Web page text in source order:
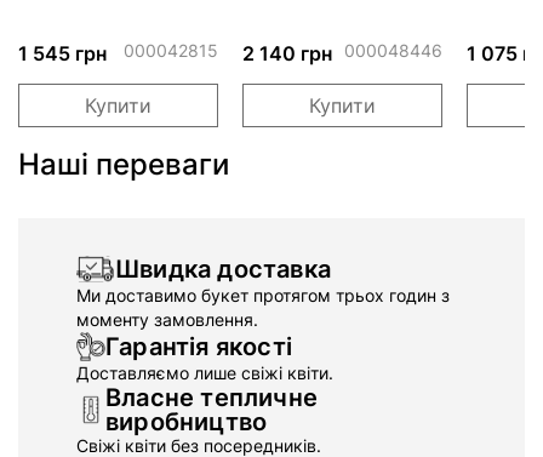
1 545 грн 000042815
Купити
2 140 грн 000048446
Купити
1 075
Наші переваги
Швидка доставка
Ми доставимо букет протягом трьох годин з
моменту замовлення.
Гарантія якості
Доставляємо лише свіжі квіти.
Власне тепличне
виробництво
Свіжі квіти без посередників.